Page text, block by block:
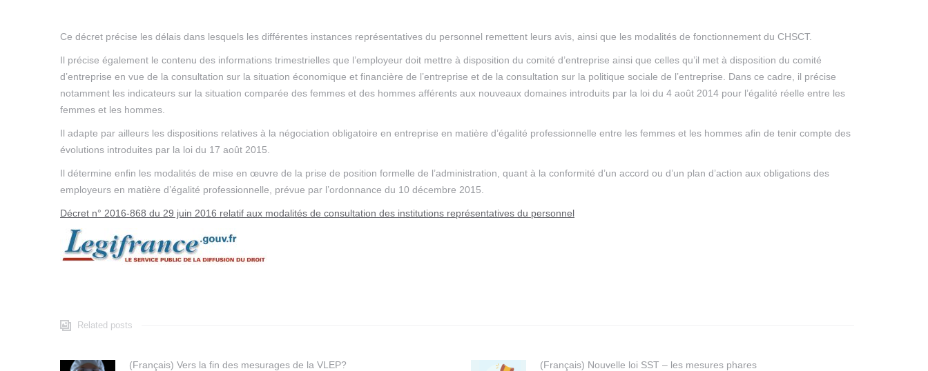
Ce décret précise les délais dans lesquels les différentes instances représentatives du personnel remettent leurs avis, ainsi que les modalités de fonctionnement du CHSCT.
Il précise également le contenu des informations trimestrielles que l’employeur doit mettre à disposition du comité d’entreprise ainsi que celles qu’il met à disposition du comité
d’entreprise en vue de la consultation sur la situation économique et financière de l’entreprise et de la consultation sur la politique sociale de l’entreprise. Dans ce cadre, il précise
notamment les indicateurs sur la situation comparée des femmes et des hommes afférents aux nouveaux domaines introduits par la loi du 4 août 2014 pour l’égalité réelle entre les
femmes et les hommes.
Il adapte par ailleurs les dispositions relatives à la négociation obligatoire en entreprise en matière d’égalité professionnelle entre les femmes et les hommes afin de tenir compte des
évolutions introduites par la loi du 17 août 2015.
Il détermine enfin les modalités de mise en œuvre de la prise de position formelle de l’administration, quant à la conformité d’un accord ou d’un plan d’action aux obligations des
employeurs en matière d’égalité professionnelle, prévue par l’ordonnance du 10 décembre 2015.
Décret n° 2016-868 du 29 juin 2016 relatif aux modalités de consultation des institutions représentatives du personnel
Related posts
(Français) Vers la fin des mesurages de la VLEP? (Français) Nouvelle loi SST – les mesures phares